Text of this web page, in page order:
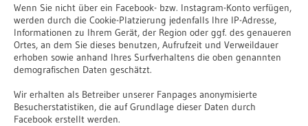
Wenn Sie nicht über ein Facebook- bzw. Instagram-Konto verfügen,
werden durch die Cookie-Platzierung jedenfalls Ihre IP-Adresse,
Informationen zu Ihrem Gerät, der Region oder ggf. des genaueren
Ortes, an dem Sie dieses benutzen, Aufrufzeit und Verweildauer
erhoben sowie anhand Ihres Surfverhaltens die oben genannten
demografischen Daten geschätzt.
Wir erhalten als Betreiber unserer Fanpages anonymisierte
Besucherstatistiken, die auf Grundlage dieser Daten durch
Facebook erstellt werden.